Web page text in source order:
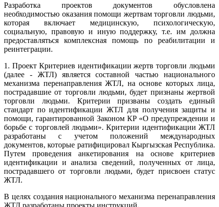
Разработка проектов документов обусловлена
необходимостью оказания помощи жертвам торговли людьми,
которая включает медицинскую, психологическую,
социальную, правовую и иную поддержку, т.е. им должна
предоставляться комплексная помощь по реабилитации и
реинтеграции.
1. Проект Критериев идентификации жертв торговли людьми
(далее - ЖТЛ) является составной частью национального
механизма перенаправления ЖТЛ, на основе которых лица,
пострадавшие от торговли людьми, будет признаны жертвой
торговли людьми. Критерии призваны создать единый
стандарт по идентификации ЖТЛ для получения защиты и
помощи, гарантированной Законом КР «О предупреждении и
борьбе с торговлей людьми». Критерии идентификации ЖТЛ
разработаны с учетом положений международных
документов, которые ратифицировал Кыргызская Республика.
Путем проведения анкетирования на основе критериев
идентификации и анализа сведений, полученных от лица,
пострадавшего от торговли людьми, будет присвоен статус
ЖТЛ.
В целях создания национального механизма перенаправления
ЖТЛ разработаны проекты инструкций.